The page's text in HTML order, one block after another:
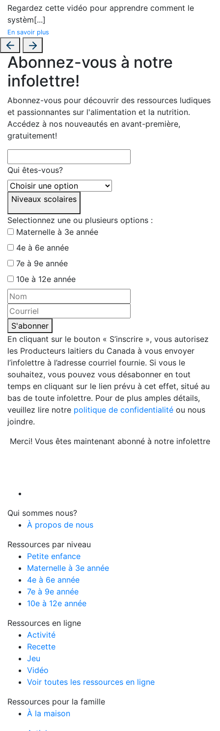
Regardez cette vidéo pour apprendre comment le
systèm[...]
En savoir plus
Abonnez-vous à notre
infolettre!
Abonnez-vous pour découvrir des ressources ludiques
et passionnantes sur l'alimentation et la nutrition.
Accédez à nos nouveautés en avant-première,
gratuitement!
Qui êtes-vous?
Niveaux scolaires
Selectionnez une ou plusieurs options :
Maternelle à 3e année
4e à 6e année
7e à 9e année
10e à 12e année
S'abonner
En cliquant sur le bouton « S’inscrire », vous autorisez
les Producteurs laitiers du Canada à vous envoyer
l’infolettre à l’adresse courriel fournie. Si vous le
souhaitez, vous pouvez vous désabonner en tout
temps en cliquant sur le lien prévu à cet effet, situé au
bas de toute infolettre. Pour de plus amples détails,
veuillez lire notre politique de confidentialité ou nous
joindre.
Merci! Vous êtes maintenant abonné à notre infolettre
Qui sommes nous?
À propos de nous
Ressources par niveau
Petite enfance
Maternelle à 3e année
4e à 6e année
7e à 9e année
10e à 12e année
Ressources en ligne
Activité
Recette
Jeu
Vidéo
Voir toutes les ressources en ligne
Ressources pour la famille
À la maison